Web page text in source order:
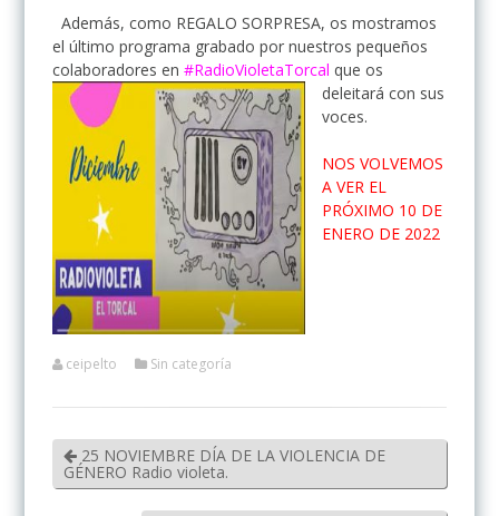
Además, como REGALO SORPRESA, os mostramos
el último programa grabado por nuestros pequeños
colaboradores en#RadioVioletaTorcal que os
deleitará con sus
voces.
NOS VOLVEMOS
A VER EL
PRÓXIMO 10 DE
ENERO DE 2022
ceipelto Sin categoría
25 NOVIEMBRE DÍA DE LA VIOLENCIA DE
GÉNERO Radio violeta.